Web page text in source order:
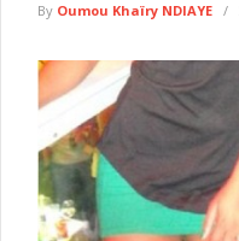
By Oumou Khaïry NDIAYE